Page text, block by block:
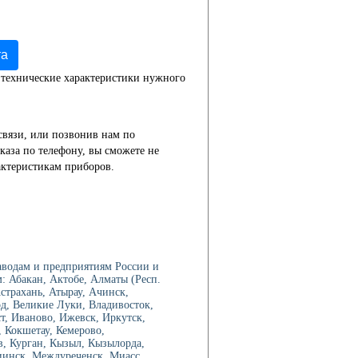
характеристики нужного
или позвонив нам по
по телефону, вы сможете не
приборов.
и предприятиям России и
Абакан, Актобе, Алматы (Респ.
Атырау, Ачинск,
Великие Луки, Владивосток,
Иваново, Ижевск, Иркутск,
Кемерово,
Курган, Кызыл, Кызылорда,